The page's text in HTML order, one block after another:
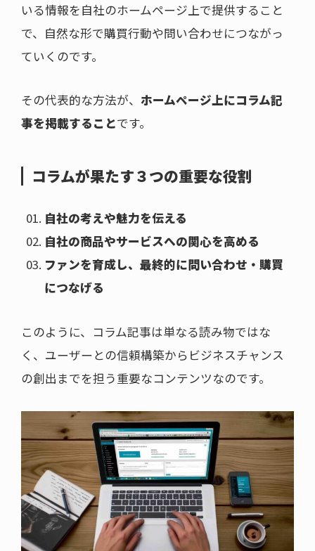
いる情報を自社のホームページ上で提供すること
で、自然な形で購買行動や問い合わせにつながっ
ていくのです。
その代表的な方法が、 ホームページ上にコラム記
事を掲載することです。
コラムが果たす３つの重要な役割
自社の考えや魅力を伝える
自社の商品やサービスへの関心を高める
ファンを育成し、最終的に問い合わせ・購買
につなげる
このように、コラム記事は単なる読み物ではな
く、ユーザーとの信頼構築からビジネスチャンス
の創出までを担う重要なコンテンツなのです。